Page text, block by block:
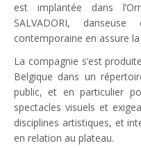
est implantée dans
SALVADORI,
contemporaine en assure
La compagnie s’est
Belgique dans un
public, et en particulier
spectacles visuels et
disciplines artistiques, et
en relation au plateau.